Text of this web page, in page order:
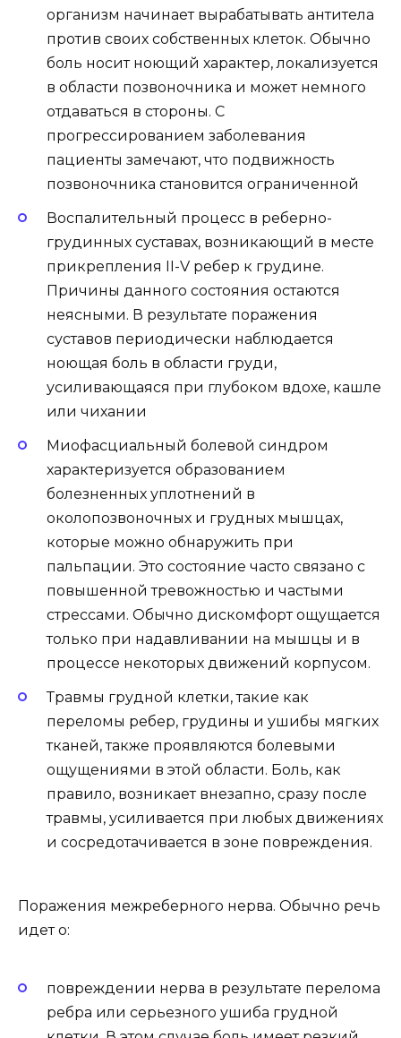
организм начинает вырабатывать антитела
против своих собственных клеток. Обычно
боль носит ноющий характер, локализуется
в области позвоночника и может немного
отдаваться в стороны. С
прогрессированием заболевания
пациенты замечают, что подвижность
позвоночника становится ограниченной
Воспалительный процесс в реберно-
грудинных суставах, возникающий в месте
прикрепления II-V ребер к грудине.
Причины данного состояния остаются
неясными. В результате поражения
суставов периодически наблюдается
ноющая боль в области груди,
усиливающаяся при глубоком вдохе, кашле
или чихании
Миофасциальный болевой синдром
характеризуется образованием
болезненных уплотнений в
околопозвоночных и грудных мышцах,
которые можно обнаружить при
пальпации. Это состояние часто связано с
повышенной тревожностью и частыми
стрессами. Обычно дискомфорт ощущается
только при надавливании на мышцы и в
процессе некоторых движений корпусом.
Травмы грудной клетки, такие как
переломы ребер, грудины и ушибы мягких
тканей, также проявляются болевыми
ощущениями в этой области. Боль, как
правило, возникает внезапно, сразу после
травмы, усиливается при любых движениях
и сосредотачивается в зоне повреждения.
Поражения межреберного нерва. Обычно речь
идет о:
повреждении нерва в результате перелома
ребра или серьезного ушиба грудной